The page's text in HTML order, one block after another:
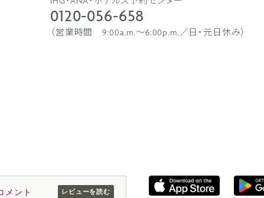
0120-056-658
（営業時間 9:00a.m.〜6:00p.m.／日・元日休み）
メント レビューを読む